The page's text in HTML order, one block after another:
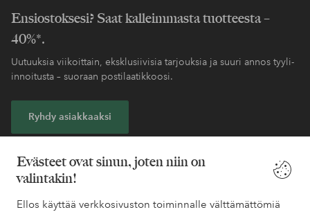
Evästeet ovat sinun, joten niin on
valintakin!
Ellos käyttää verkkosivuston toiminnalle välttämättömiä
Ensiostoksesi? Saat kalleimmasta tuotteesta –
40%*.
Uutuuksia viikoittain, eksklusiivisia tarjouksia ja suuri annos tyyli-
innoitusta – suoraan postilaatikkoosi.
Ryhdy asiakkaaksi
Tarvitsetko apua?